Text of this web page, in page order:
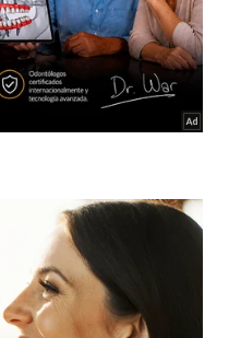
é de 12 meses.
São Paulo, Santos
segundo o IBGE, e
1,5 milhão de
casas de
o local à
SuperSeg Brasil a
cidade.